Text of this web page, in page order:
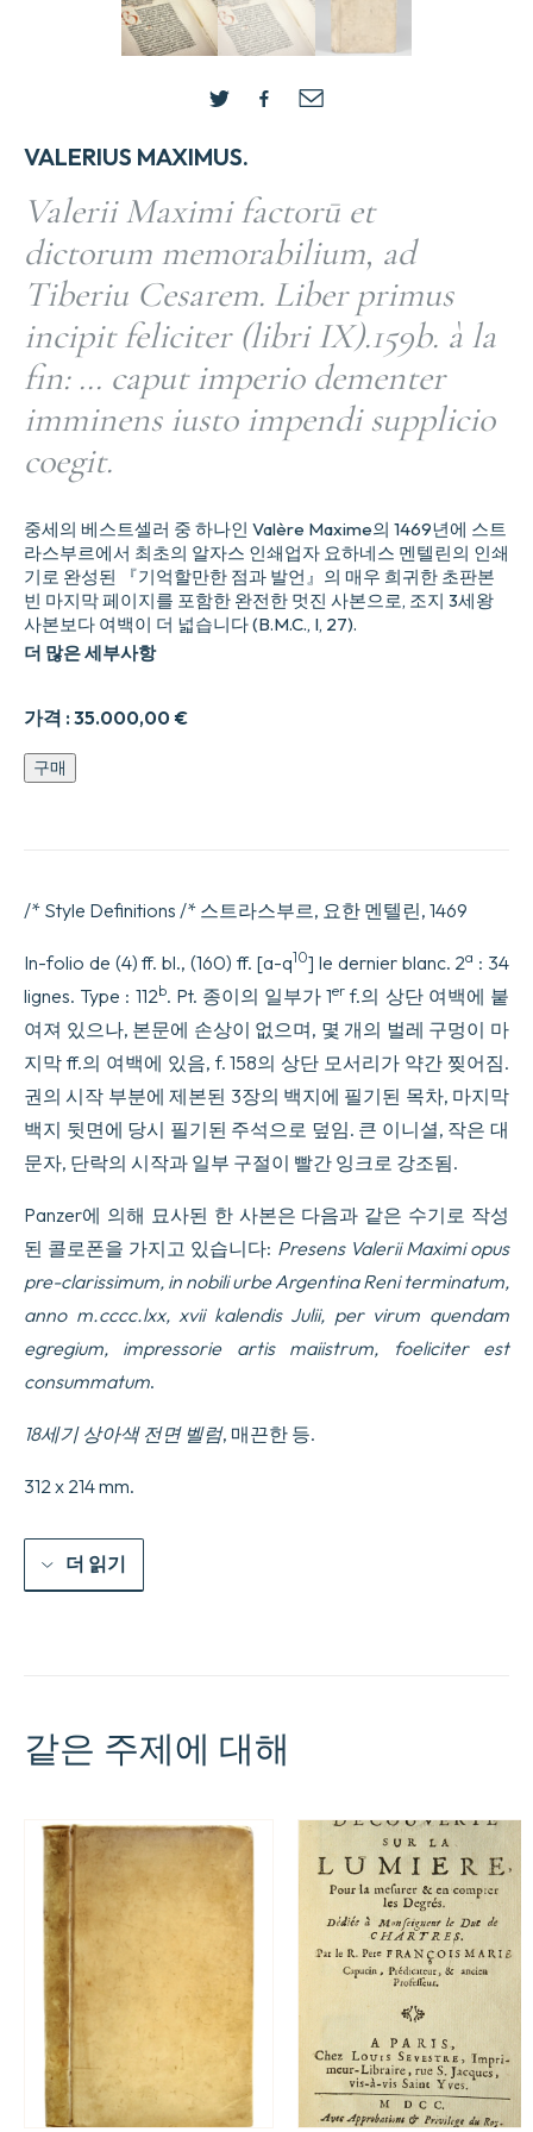
VALERIUS MAXIMUS.
Valerii Maximi factorū et
dictorum memorabilium, ad
Tiberiu Cesarem. Liber primus
incipit feliciter (libri IX).159b. à la
fin: … caput imperio dementer
imminens iusto impendi supplicio
coegit.
가격 :35.000,00 €
중세의 베스트셀러 중 하나인 Valère Maxime의 1469년에 스트
라스부르에서 최초의 알자스 인쇄업자 요하네스 멘텔린의 인쇄
기로 완성된 『기억할만한 점과 발언』의 매우 희귀한 초판본
빈 마지막 페이지를 포함한 완전한 멋진 사본으로, 조지 3세왕
사본보다 여백이 더 넓습니다 (B.M.C., I, 27).
더 많은 세부사항
Valerii
Maximi
Tiberiu
Liber
primus
incipit
feliciter
(libri
IX).159b.
la
fin:
caput
dementer
iusto
impendi
supplicio
coegit.
수
량
구매
/* Style Definitions /* 스트라스부르, 요한 멘텔린, 1469
In-folio de (4) ff. bl., (160) ff. [a-q10] le dernier blanc. 2a : 34
lignes. Type : 112b. Pt. 종이의 일부가 1er f.의 상단 여백에 붙
여져 있으나, 본문에 손상이 없으며, 몇 개의 벌레 구멍이 마
지막 ff.의 여백에 있음, f. 158의 상단 모서리가 약간 찢어짐.
권의 시작 부분에 제본된 3장의 백지에 필기된 목차, 마지막
백지 뒷면에 당시 필기된 주석으로 덮임. 큰 이니셜, 작은 대
문자, 단락의 시작과 일부 구절이 빨간 잉크로 강조됨.
Panzer에 의해 묘사된 한 사본은 다음과 같은 수기로 작성
된 콜로폰을 가지고 있습니다: Presens Valerii Maximi opus
pre-clarissimum, in nobili urbe Argentina Reni terminatum,
anno m.cccc.lxx, xvii kalendis Julii, per virum quendam
egregium, impressorie artis maiistrum, foeliciter est
consummatum.
18세기 상아색 전면 벨럼, 매끈한 등.
312 x 214 mm.
더 읽기
같은 주제에 대해